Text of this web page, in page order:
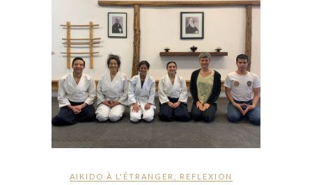
AIKIDO À L'ÉTRANGER REFLEXION